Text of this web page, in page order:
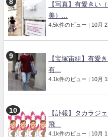
【写真】有愛きい
美）...
4.5k件のビュー | 10月
【宝塚宙組】有愛
有...
4.1k件のビュー | 10月
【訃報】タカラジ
飛...
4.1k件のビュー | 10月